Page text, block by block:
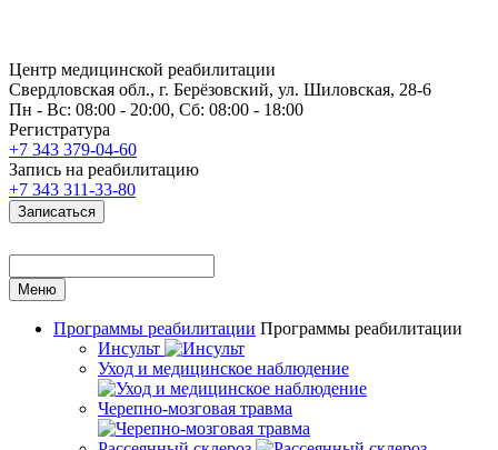
Центр медицинской реабилитации
Свердловская обл., г. Берёзовский, ул. Шиловская, 28-6
Пн - Вс: 08:00 - 20:00, Сб: 08:00 - 18:00
Регистратура
+7 343 379-04-60
Запись на реабилитацию
+7 343 311-33-80
Записаться
Меню
Программы реабилитации Программы реабилитации
Инсульт
Уход и медицинское наблюдение
Черепно-мозговая травма